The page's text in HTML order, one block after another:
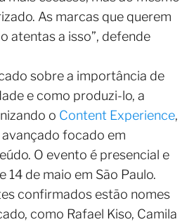
As marcas que querem
atentas a isso”, defende
sobre a importância de
e como produzi-lo, a
o Content Experience,
focado em
O evento é presencial e
14 de maio em São Paulo.
confirmados estão nomes
como Rafael Kiso, Camila